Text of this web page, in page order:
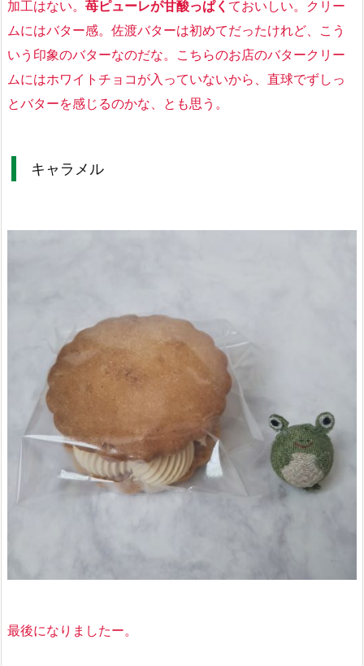
加工はない。 苺ピューレが甘酸っぱく ておいしい。クリー
ムにはバター感。佐渡バターは初めてだったけれど、こう
いう印象のバターなのだな。こちらのお店のバタークリー
ムにはホワイトチョコが入っていないから、直球でずしっ
とバターを感じるのかな、とも思う。
キャラメル
最後になりましたー。